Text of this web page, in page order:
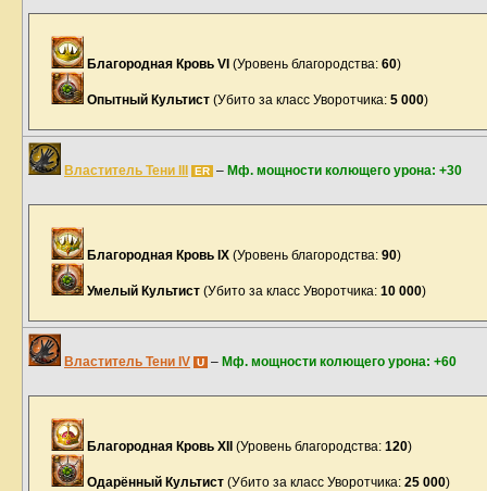
Благородная Кровь VI (Уровень благородства: 60)
Опытный Культист (Убито за класс Уворотчика: 5 000)
Властитель Тени III ER – Мф. мощности колющего урона: +30
Благородная Кровь IX (Уровень благородства: 90)
Умелый Культист (Убито за класс Уворотчика: 10 000)
Властитель Тени IV U – Мф. мощности колющего урона: +60
Благородная Кровь XII (Уровень благородства: 120)
Одарённый Культист (Убито за класс Уворотчика: 25 000)